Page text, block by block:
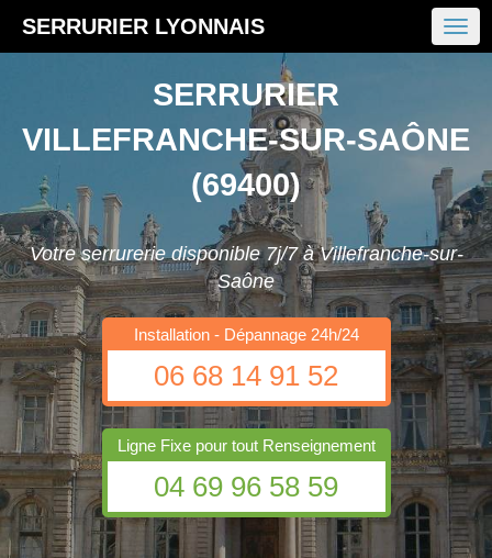
SERRURIER LYONNAIS
SERRURIER
VILLEFRANCHE-SUR-SAÔNE
(69400)
Votre serrurerie disponible 7j/7 à Villefranche-sur-
Saône
Installation - Dépannage 24h/24
06 68 14 91 52
Ligne Fixe pour tout Renseignement
04 69 96 58 59